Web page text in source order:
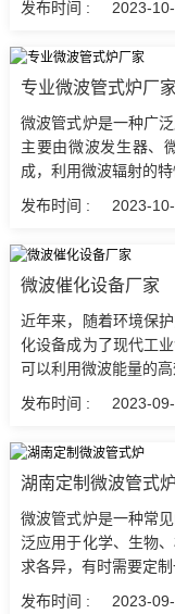
发布时间 :
2023-
专业微波管式炉厂家
微波管式炉是一种广
主要由微波发生器、
成，利用微波辐射的
发布时间 :
2023-
微波催化设备厂家
近年来，随着环境保
化设备成为了现代工
可以利用微波能量的
发布时间 :
2023-
湖南定制微波管式炉
微波管式炉是一种常
泛应用于化学、生物
求各异，有时需要定
发布时间 :
2023-